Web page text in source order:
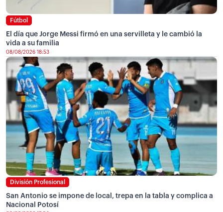
Fútbol
El día que Jorge Messi firmó en una servilleta y le cambió la
vida a su familia
08/08/2026 18:53
División Profesional
San Antonio se impone de local, trepa en la tabla y complica a
Nacional Potosí